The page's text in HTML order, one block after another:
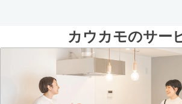
カウカモのサー